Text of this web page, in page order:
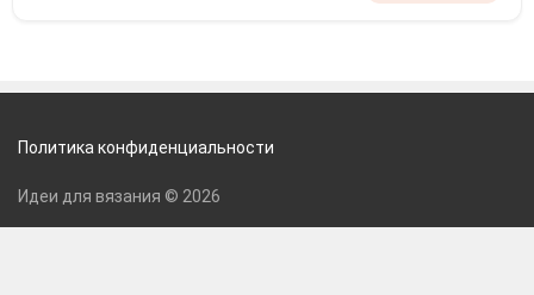
Политика конфиденциальности
Идеи для вязания © 2026